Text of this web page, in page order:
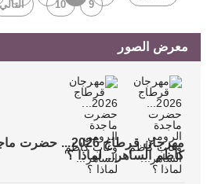
9
10 التالي
معرض الصور
مهرجان قرطاج
كاظم الساهر... لماذا ؟